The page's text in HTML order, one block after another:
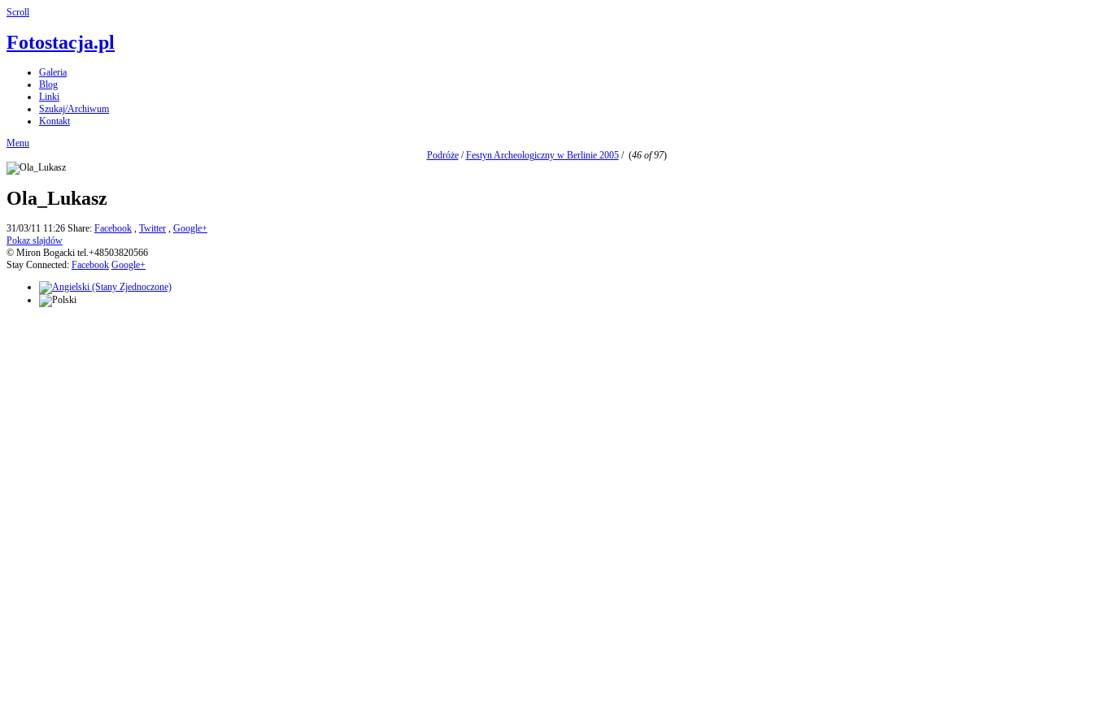
Scroll
Fotostacja.pl
Galeria
Blog
Linki
Szukaj/Archiwum
Kontakt
Menu
Podróże/Festyn Archeologiczny w Berlinie 2005/ (46 of 97)
Ola_Lukasz
31/03/11 11:26 Share: Facebook , Twitter , Google+
Pokaz slajdów
© Miron Bogacki tel.+48503820566
Stay Connected: Facebook Google+